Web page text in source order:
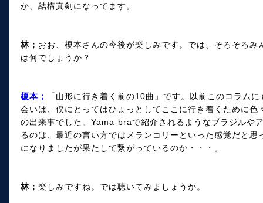
か、結構真剣になってます。
林； おお、榎本さんの今後が楽しみです。では、そろそろ
は何でしょうか？
榎本；
「山形に行き着く前の10曲」です。以前このコラム
会いは、僕にとってはひょっとしてここに行き着くために
の出来事でした。Yama-braで紹介されるようなブラジルや
るのは、最近の言い方ではメランコリーといった感覚だと
になりましたが果たして繋がっているのか・・・。
林； 楽しみですね。では聴いてみましょうか。